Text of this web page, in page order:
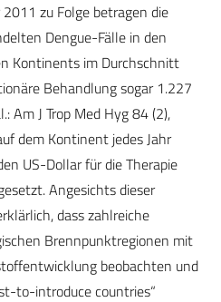
zu Folge betragen die
Dengue-Fälle in den
Kontinents im Durchschnitt
Behandlung sogar 1.227
Am J Trop Med Hyg 84 (2),
dem Kontinent jedes Jahr
US-Dollar für die Therapie
Angesichts dieser
dass zahlreiche
Brennpunktregionen mit
beobachten und
to-introduce countries“